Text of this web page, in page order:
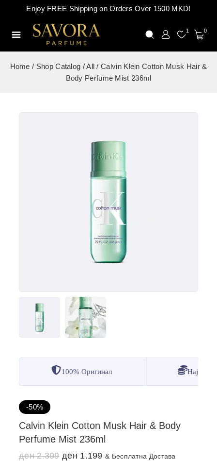
Enjoy FREE Shipping on Orders Over 1500 MKD!
1 0
Home / Shop Catalog /All / Calvin Klein Cotton Musk Hair &
Body Perfume Mist 236ml
100% Оригинал
-50%
Calvin Klein Cotton Musk Hair & Body
Perfume Mist 236ml
ден2.399 ден 1.199 & Бесплатна Достава